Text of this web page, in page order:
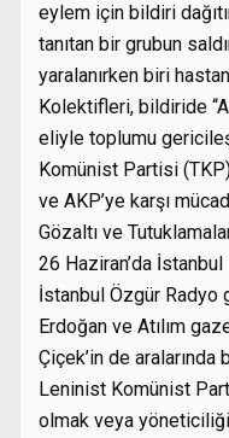
eylem için bildiri
tanıtan bir grubun
yaralanırken biri
Kolektifleri, bildiride
eliyle toplumu
Komünist Partisi (TKP)
ve AKP’ye karşı
Gözaltı ve
26 Haziran’da
İstanbul Özgür Radyo
Erdoğan ve Atılım
Çiçek’in de
Leninist Komünist
olmak veya